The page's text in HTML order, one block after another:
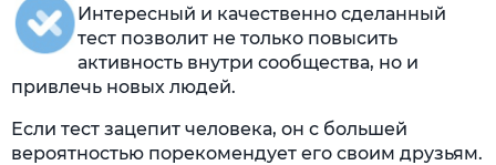
Интересный и качественно сделанный
тест позволит не только повысить
активность внутри сообщества, но и
привлечь новых людей.
Если тест зацепит человека, он с большей
вероятностью порекомендует его своим друзьям.